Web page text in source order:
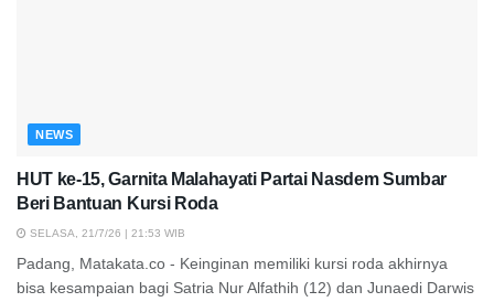
NEWS
HUT ke-15, Garnita Malahayati Partai Nasdem Sumbar
Beri Bantuan Kursi Roda
SELASA, 21/7/26 | 21:53 WIB
Padang, Matakata.co - Keinginan memiliki kursi roda akhirnya
bisa kesampaian bagi Satria Nur Alfathih (12) dan Junaedi Darwis